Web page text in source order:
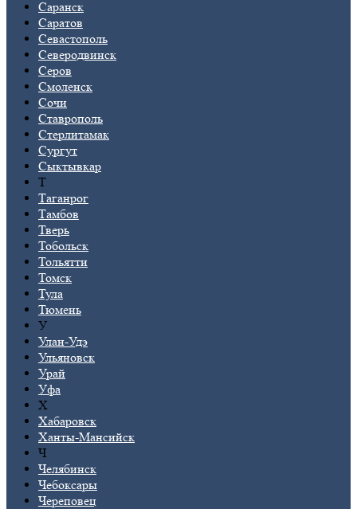
Саранск
Саратов
Севастополь
Северодвинск
Серов
Смоленск
Сочи
Ставрополь
Стерлитамак
Сургут
Сыктывкар
Т
Таганрог
Тамбов
Тверь
Тобольск
Тольятти
Томск
Тула
Тюмень
У
Улан-Удэ
Ульяновск
Урай
Уфа
Х
Хабаровск
Ханты-Мансийск
Ч
Челябинск
Чебоксары
Череповец